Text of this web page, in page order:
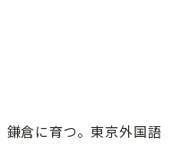
倉に育つ。東京外国語